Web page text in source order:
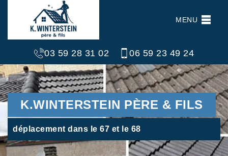
MENU
03 59 28 31 02 06 59 23 49 24
K.WINTERSTEIN PÈRE & FILS
déplacement dans le 67 et le 68